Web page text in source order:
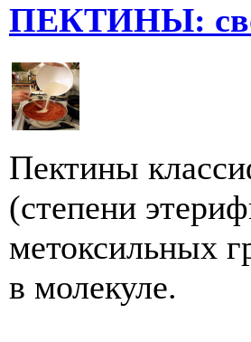
ПЕКТИНЫ:
Пектины
(степени
метоксильных
в молекуле.